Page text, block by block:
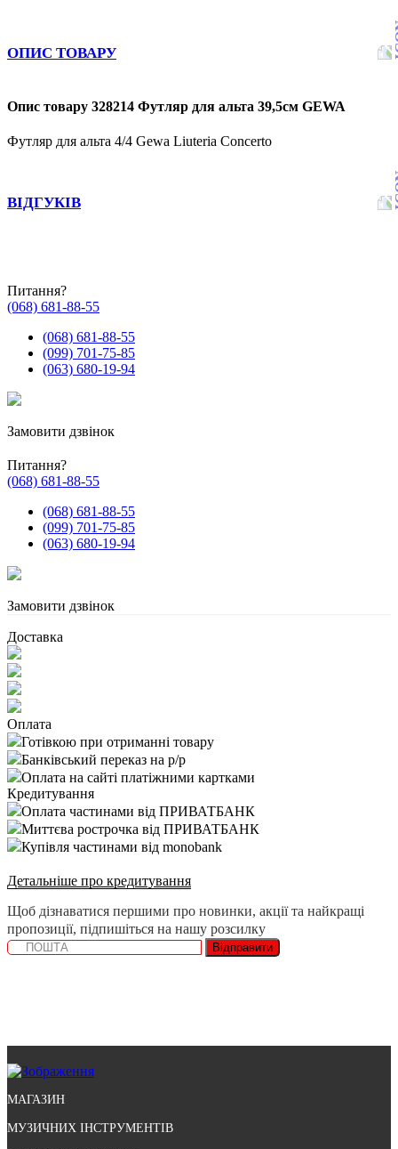
ОПИС ТОВАРУ
Опис товару 328214 Футляр для альта 39,5см GEWA
Футляр для альта 4/4 Gewa Liuteria Concerto
ВІДГУКІВ
Питання?
(068) 681-88-55
(068) 681-88-55
(099) 701-75-85
(063) 680-19-94
Замовити дзвінок
Питання?
(068) 681-88-55
(068) 681-88-55
(099) 701-75-85
(063) 680-19-94
Замовити дзвінок
Доставка
Оплата
Готівкою при отриманні товару
Банківський переказ на р/р
Оплата на сайті платіжними картками
Кредитування
Оплата частинами від ПРИВАТБАНК
Миттєва рострочка від ПРИВАТБАНК
Купівля частинами від monobank
Детальніше про кредитування
Щоб дізнаватися першими про новинки, акції та найкращі
пропозиції, підпишіться на нашу розсилку
Відправити
МАГАЗИН
МУЗИЧНИХ ІНСТРУМЕНТІВ